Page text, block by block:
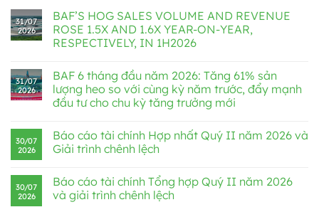
31/07
2026
BAF’S HOG SALES VOLUME AND REVENUE
ROSE 1.5X AND 1.6X YEAR-ON-YEAR,
RESPECTIVELY, IN 1H2026
31/07
2026
BAF 6 tháng đầu năm 2026: Tăng 61% sản
lượng heo so với cùng kỳ năm trước, đẩy mạnh
đầu tư cho chu kỳ tăng trưởng mới
30/07
2026
Báo cáo tài chính Hợp nhất Quý II năm 2026 và
Giải trình chênh lệch
30/07
2026
Báo cáo tài chính Tổng hợp Quý II năm 2026
và giải trình chênh lệch